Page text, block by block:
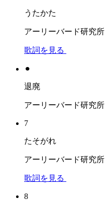
うたかた
アーリーバード研究所
歌詞を見る
⚫︎
退廃
アーリーバード研究所
7
たそがれ
アーリーバード研究所
歌詞を見る
8